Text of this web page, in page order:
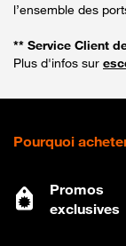
l’ensemble des
** Service Client
Plus d'infos sur
Pourquoi
Promos
exclusives